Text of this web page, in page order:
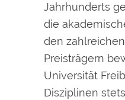
Jahrhunderts
die
den
Preisträgern
Universität
Disziplinen